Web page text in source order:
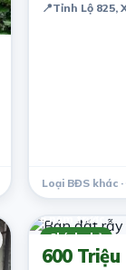
📍Tỉnh Lộ 825,
Loại BĐS khác
Chính chủ
6 năm trước
600 Triệu